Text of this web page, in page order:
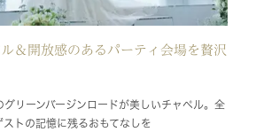
＆開放感のあるパーティ会場を贅沢
リーンバージンロードが美しいチャペル。全
トの記憶に残るおもてなしを